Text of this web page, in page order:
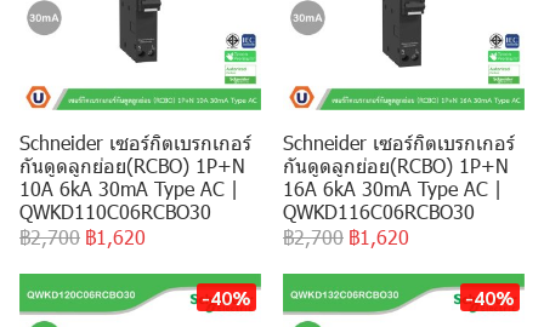
Schneider เซอร์กิตเบรกเกอร์
กันดูดลูกย่อย(RCBO) 1P+N
10A 6kA 30mA Type AC |
QWKD110C06RCBO30
฿2,700 ฿1,620
Schneider เซอร์กิตเบรกเกอร์
กันดูดลูกย่อย(RCBO) 1P+N
16A 6kA 30mA Type AC |
QWKD116C06RCBO30
฿2,700 ฿1,620
-40% -40%